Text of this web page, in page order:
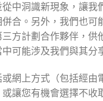
中洞識新現象，讓
合。另外，我們也
方計劃合作夥伴，
可能涉及我們與其分
網上方式（包括經
讓您有機會選擇不